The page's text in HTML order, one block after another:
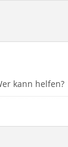
kann helfen?